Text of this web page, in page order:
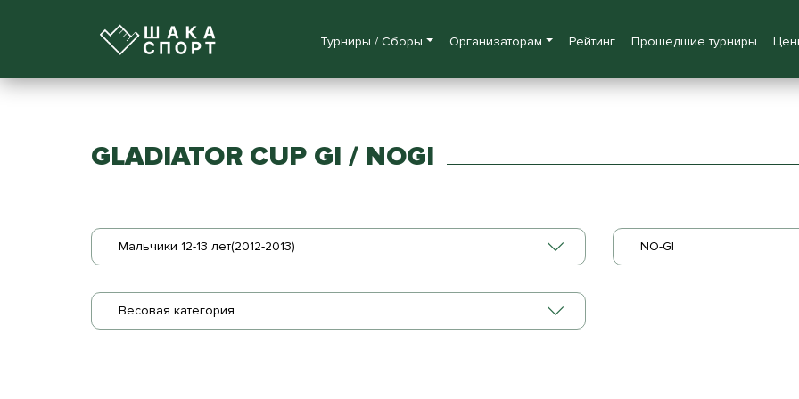
Турниры / Сборы Организаторам Рейтинг Прошедшие турниры
GLADIATOR CUP GI / NOGI
Мальчики 12-13 лет(2012-2013) NO-GI
Весовая категория...